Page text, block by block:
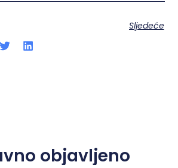
Sljedeće
objavljeno